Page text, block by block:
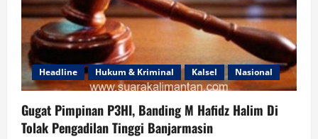
Headline Hukum & Kriminal Kalsel Nasional
Gugat Pimpinan P3HI, Banding M Hafidz Halim Di
Tolak Pengadilan Tinggi Banjarmasin